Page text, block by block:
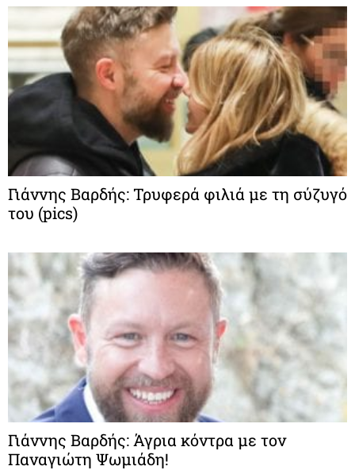
Γιάννης Βαρδής: Τρυφερά φιλιά με τη σύζυγό
του (pics)
Γιάννης Βαρδής: Άγρια κόντρα με τον
Παναγιώτη Ψωμιάδη!